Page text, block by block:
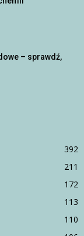
– sprawdź,
392
211
172
113
110